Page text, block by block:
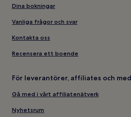
Dina bokningar
Vanliga frågor och svar
Kontakta oss
Recensera ett boende
För leverantörer, affiliates och
Gå med i vårt affiliatenätverk
Nyhetsrum